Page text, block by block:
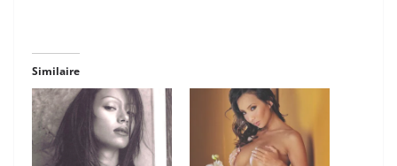
Similaire